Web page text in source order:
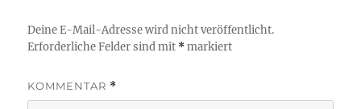
Deine E-Mail-Adresse wird nicht veröffentlicht.
Erforderliche Felder sind mit *markiert
KOMMENTAR *